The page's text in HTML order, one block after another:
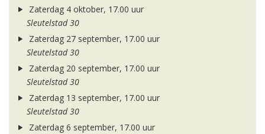
Zaterdag 4 oktober, 17.00 uur
Sleutelstad 30
Zaterdag 27 september, 17.00 uur
Sleutelstad 30
Zaterdag 20 september, 17.00 uur
Sleutelstad 30
Zaterdag 13 september, 17.00 uur
Sleutelstad 30
Zaterdag 6 september, 17.00 uur